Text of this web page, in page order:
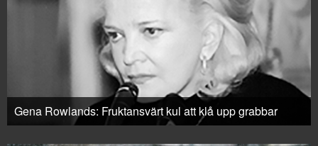
Gena Rowlands: Fruktansvärt kul att klå upp grabbar